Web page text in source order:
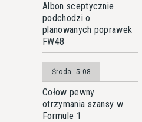
Albon sceptycznie
podchodzi o
planowanych poprawek
FW48
Środa 5.08
Cołow pewny
otrzymania szansy w
Formule 1